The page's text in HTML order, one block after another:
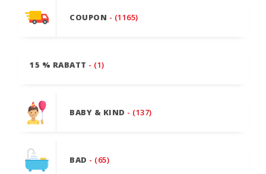
COUPON - (1165)
15 % RABATT - (1)
BABY & KIND - (137)
BAD - (65)